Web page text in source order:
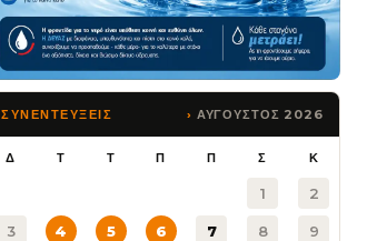
ΣΥΝΕΝΤΕΥΞΕΙΣ ΑΥΓΟΥΣΤΟΣ 2026
Δ Τ Τ Π Π Σ Κ
1 2
3 4 5 6 7 8 9